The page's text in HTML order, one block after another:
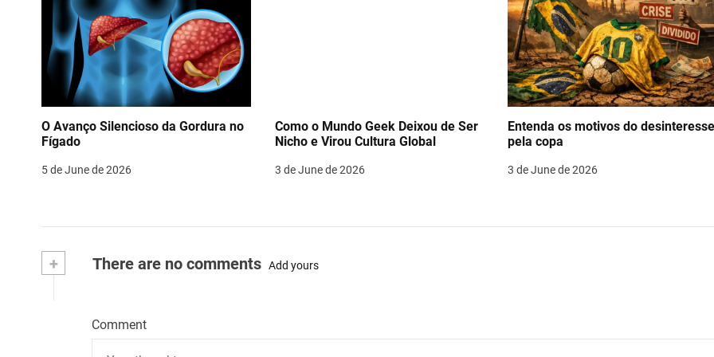
O Avanço Silencioso da Gordura no
Fígado
5 de June de 2026
Como o Mundo Geek Deixou de Ser
Nicho e Virou Cultura Global
3 de June de 2026
Entenda os motivos do
pela copa
3 de June de 2026
+ There are no comments Add yours
Comment